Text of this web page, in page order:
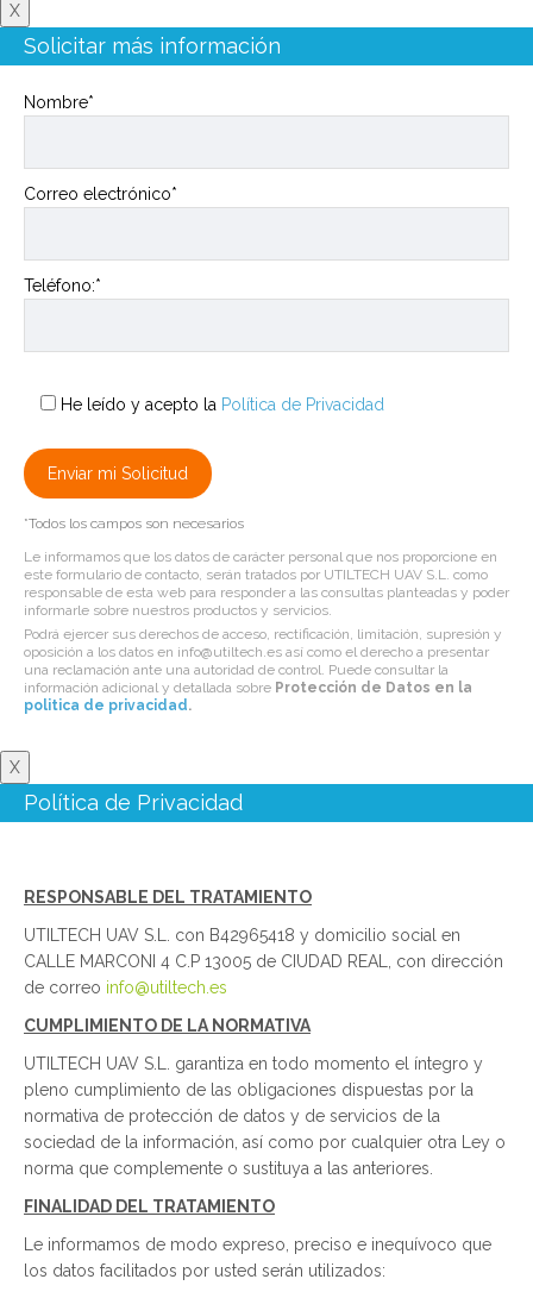
X
Solicitar más información
Nombre*
Correo electrónico*
Teléfono:*
He leído y acepto la Política de Privacidad
*Todos los campos son necesarios
Le informamos que los datos de carácter personal que nos proporcione en
este formulario de contacto, serán tratados por UTILTECH UAV S.L. como
responsable de esta web para responder a las consultas planteadas y poder
informarle sobre nuestros productos y servicios.
Podrá ejercer sus derechos de acceso, rectificación, limitación, supresión y
oposición a los datos en info@utiltech.es así como el derecho a presentar
una reclamación ante una autoridad de control. Puede consultar la
información adicional y detallada sobre Protección de Datos en la
politica de privacidad.
X
Política de Privacidad
RESPONSABLE DEL TRATAMIENTO
UTILTECH UAV S.L. con B42965418 y domicilio social en
CALLE MARCONI 4 C.P 13005 de CIUDAD REAL, con dirección
de correo info@utiltech.es
CUMPLIMIENTO DE LA NORMATIVA
UTILTECH UAV S.L. garantiza en todo momento el íntegro y
pleno cumplimiento de las obligaciones dispuestas por la
normativa de protección de datos y de servicios de la
sociedad de la información, así como por cualquier otra Ley o
norma que complemente o sustituya a las anteriores.
FINALIDAD DEL TRATAMIENTO
Le informamos de modo expreso, preciso e inequívoco que
los datos facilitados por usted serán utilizados: